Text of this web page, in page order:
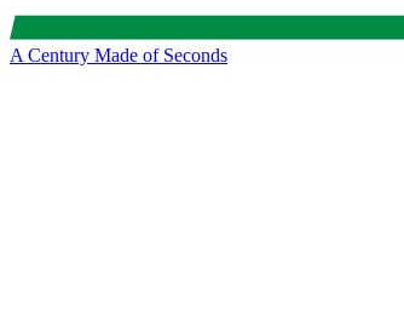
A Century Made of Seconds